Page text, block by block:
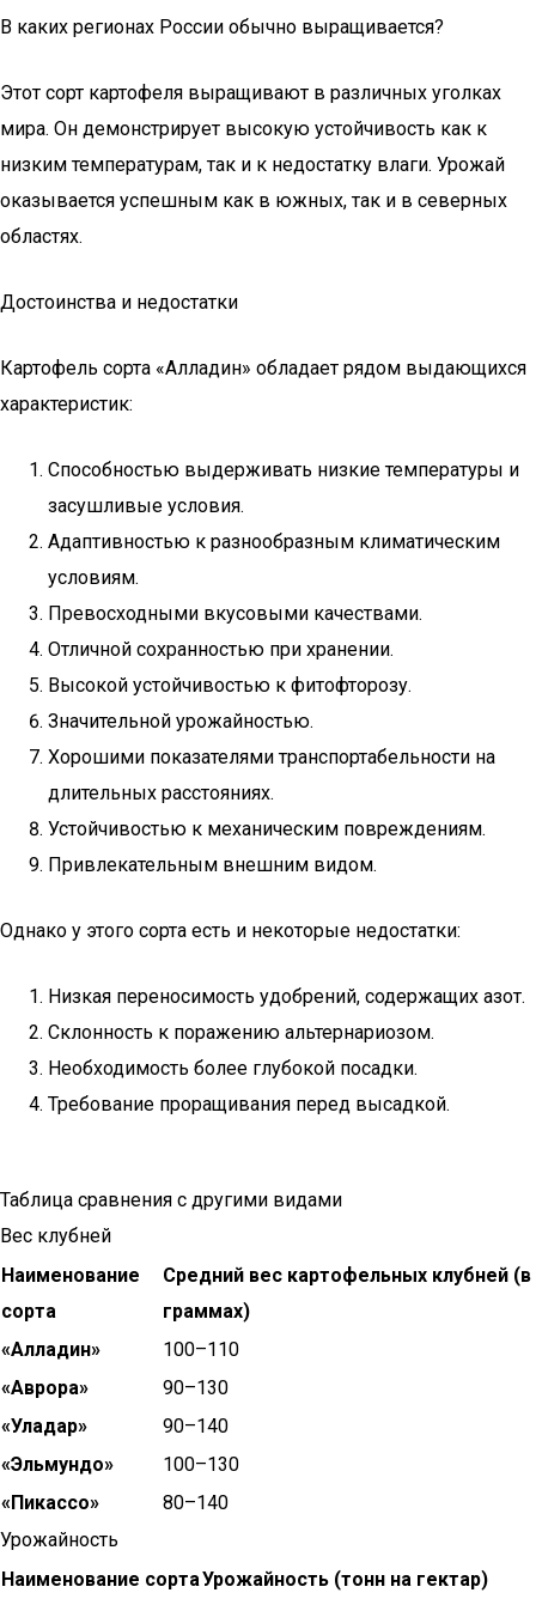
В каких регионах России обычно выращивается?
Этот сорт картофеля выращивают в различных уголках
мира. Он демонстрирует высокую устойчивость как к
низким температурам, так и к недостатку влаги. Урожай
оказывается успешным как в южных, так и в северных
областях.
Достоинства и недостатки
Картофель сорта «Алладин» обладает рядом выдающихся
характеристик:
Способностью выдерживать низкие температуры и
засушливые условия.
Адаптивностью к разнообразным климатическим
условиям.
Превосходными вкусовыми качествами.
Отличной сохранностью при хранении.
Высокой устойчивостью к фитофторозу.
Значительной урожайностью.
Хорошими показателями транспортабельности на
длительных расстояниях.
Устойчивостью к механическим повреждениям.
Привлекательным внешним видом.
Однако у этого сорта есть и некоторые недостатки:
Низкая переносимость удобрений, содержащих азот.
Склонность к поражению альтернариозом.
Необходимость более глубокой посадки.
Требование проращивания перед высадкой.
Таблица сравнения с другими видами
Вес клубней
Наименование
сорта
Средний вес картофельных клубней (в
граммах)
«Алладин»
100–110
«Аврора»
90–130
«Уладар»
90–140
«Эльмундо»
100–130
«Пикассо»
80–140
Урожайность
Наименование сортаУрожайность (тонн на гектар)